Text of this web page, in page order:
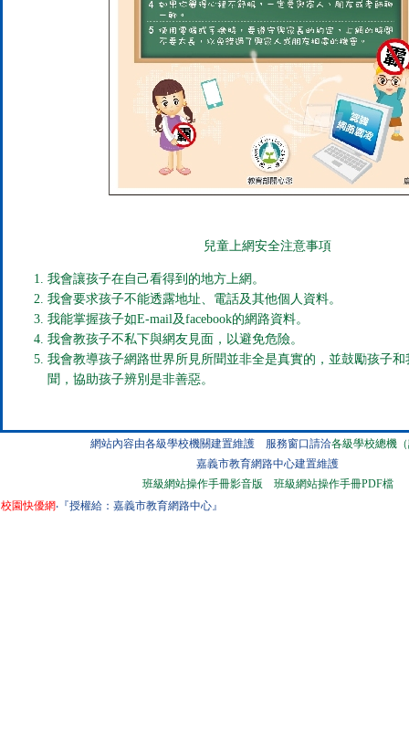
兒童上網安全注意事項
我會讓孩子在自己看得到的地方上網。
我會要求孩子不能透露地址、電話及其他個人資料。
我能掌握孩子如E-mail及facebook的網路資料。
我會教孩子不私下與網友見面，以避免危險。
我會教導孩子網路世界所見所聞並非全是真實的，並鼓勵孩子
聞，協助孩子辨別是非善惡。
網站內容由各級學校機關建置維護 服務窗口請洽各級學校總機
嘉義市教育網路中心建置維護
班級網站操作手冊影音版
班級網站操作手冊PDF檔
校園快優網‧『授權給：嘉義市教育網路中心』